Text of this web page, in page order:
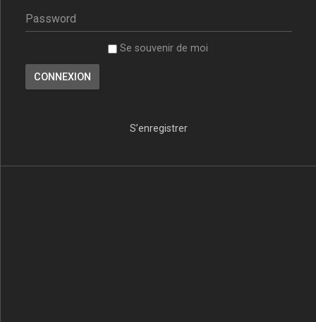
Se souvenir de moi
S’enregistrer